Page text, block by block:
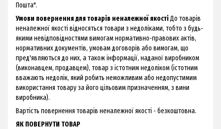
Пошта".
Умови повернення для товарів неналежної якостіДо товарів
неналежної якості відносяться товари з недоліками, тобто з будь-
якими невідповідностями вимогам нормативно-правових актів,
нормативних документів, умовам договорів або вимогам, що
пред'являються до них, а також інформації, наданої виробником
(виконавцем, продавцем), товар з істотним недоліком (істотним
вважають недолік, який робить неможливим або недопустимим
використання товару за його цільовим призначенням, з вини
виробника).
Вартість повернення товарів неналежної якості - безкоштовна.
ЯК ПОВЕРНУТИ ТОВАР